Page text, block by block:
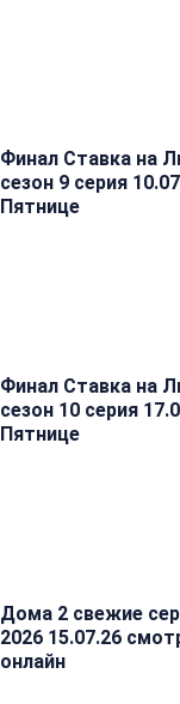
Финал Ставка на
сезон 9 серия
Пятнице
Финал Ставка на
сезон 10 серия
Пятнице
Дома 2 свежие
2026 15.07.26
онлайн